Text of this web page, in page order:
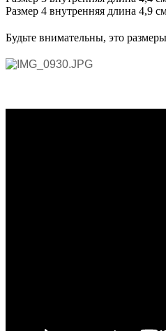
Размер 4 внутренняя длина 4,9
Будьте внимательны, это